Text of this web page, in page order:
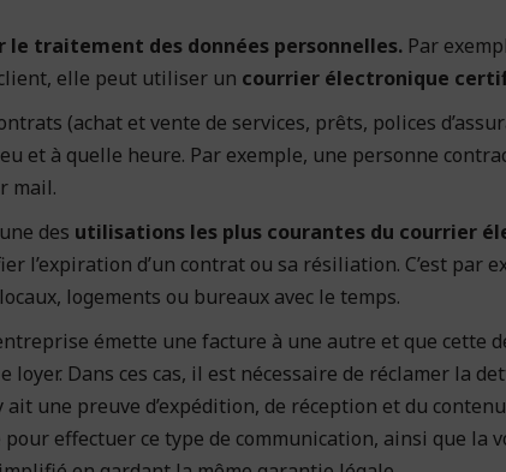
traitement des données personnelles.Par
elle peut utiliser un courrier électronique
(achat et vente de services, prêts, polices
et à quelle heure. Par exemple, une personne
mail.
des utilisations les plus courantes du courrier
l’expiration d’un contrat ou sa résiliation. C’est par
logements ou bureaux avec le temps.
émette une facture à une autre et que cette
loyer. Dans ces cas, il est nécessaire de réclamer la
ait une preuve d’expédition, de réception et du contenu.
effectuer ce type de communication, ainsi que la